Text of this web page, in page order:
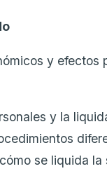
y efectos
y la
se liquida